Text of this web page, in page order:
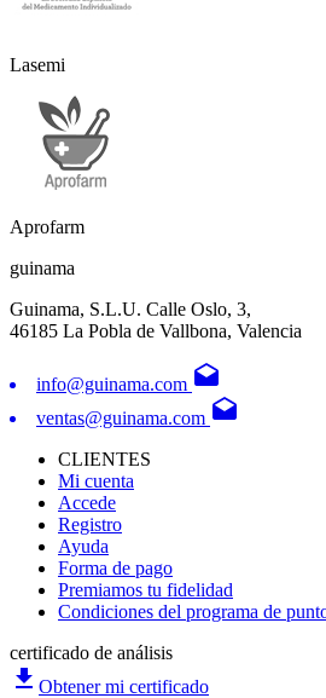
Lasemi
Aprofarm
guinama
Guinama, S.L.U. Calle Oslo, 3,
46185 La Pobla de Vallbona, Valencia
info@guinama.com drafts
ventas@guinama.com drafts
CLIENTES
Mi cuenta
Accede
Registro
Ayuda
Forma de pago
Premiamos tu fidelidad
Condiciones del programa de
certificado de análisis
file_download Obtener mi certificado